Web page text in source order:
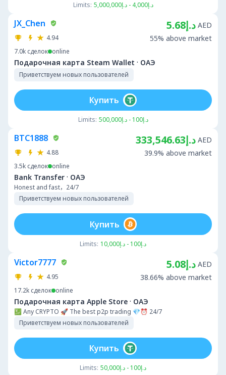
Limits: د.إ4,000 - د.إ5,000,000
JX_Chen
4.94
7.0k сделок online
Подарочная карта Steam Wallet · ОАЭ
Приветствуем новых пользователей
د.إ5.68 AED
55% above market
Limits: د.إ100 - د.إ500,000
Купить
BTC1888
4.88
3.5k сделок online
Bank Transfer · ОАЭ
Honest and fast，24/7
Приветствуем новых пользователей
د.إ333,546.63 AED
39.9% above market
Limits: د.إ100 - د.إ10,000
Купить
Victor7777
4.95
17.2k сделок online
Подарочная карта Apple Store · ОАЭ
💹 Any CRYPTO 🚀 The best p2p trading 💎⏰ 24/7
Приветствуем новых пользователей
د.إ5.08 AED
38.66% above market
Limits: د.إ100 - د.إ50,000
Купить